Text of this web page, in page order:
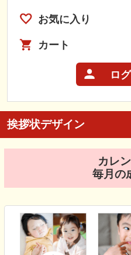
お気に入り
カート
ロ
挨拶状デザイン
カレ
毎月の